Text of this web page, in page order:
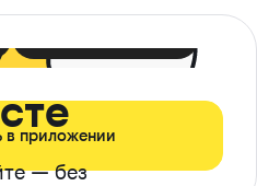
— без
в приложении